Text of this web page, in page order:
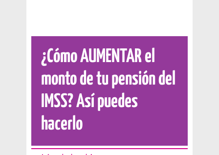
¿Cómo AUMENTAR el
monto de tu pensión del
IMSS? Así puedes
hacerlo